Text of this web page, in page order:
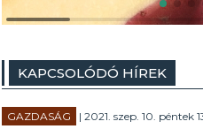
KAPCSOLÓDÓ HÍREK
GAZDASÁG | 2021. szep. 10. péntek